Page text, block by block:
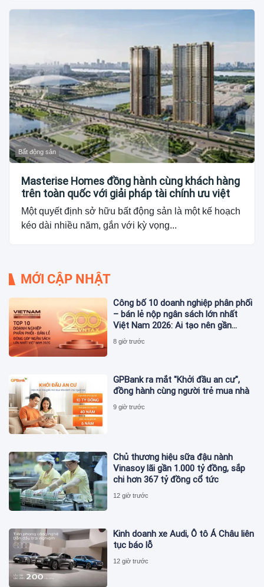
Bất động sản
Masterise Homes đồng hành cùng khách hàng
trên toàn quốc với giải pháp tài chính ưu việt
Một quyết định sở hữu bất động sản là một kế hoạch
kéo dài nhiều năm, gắn với kỳ vọng...
MỚI CẬP NHẬT
Công bố 10 doanh nghiệp phân phối
– bán lẻ nộp ngân sách lớn nhất
Việt Nam 2026: Ai tạo nên gần
12.900 tỷ đồng?
8 giờ trước
GPBank ra mắt "Khởi đầu an cư",
đồng hành cùng người trẻ mua nhà
9 giờ trước
Chủ thương hiệu sữa đậu nành
Vinasoy lãi gần 1.000 tỷ đồng, sắp
chi hơn 367 tỷ đồng cổ tức
12 giờ trước
Kinh doanh xe Audi, Ô tô Á Châu liên
tục báo lỗ
12 giờ trước